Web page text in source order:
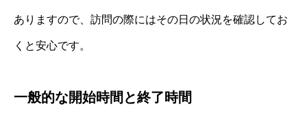
ありますので、訪問の際にはその日の状況を確認してお
くと安心です。
一般的な開始時間と終了時間